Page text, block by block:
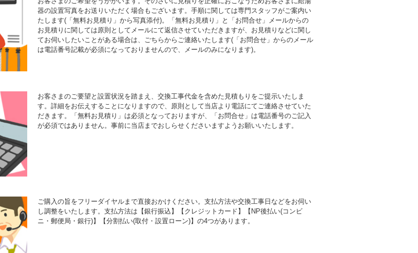
器の設置写真をお送りいただく場合もございます。手順に関しては専門スタッフがご案内い
たします(「無料お見積り」から写真添付)。「無料お見積り」と「お問合せ」メールからの
お見積りに関しては原則としてメールにて返信させていただきますが、お見積りなどに関し
てお伺いしたいことがある場合は、ごちらからご連絡いたします(「お問合せ」からのメール
は電話番号記載が必須になっておりませんので、メールのみになります)。
お客さまのご要望と設置状況を踏まえ、交換工事代金を含めた見積もりをご提示いたしま
す。詳細をお伝えすることになりますので、原則として当店より電話にてご連絡させていた
だきます。「無料お見積り」は必須となっておりますが、「お問合せ」は電話番号のご記入
が必須ではありません。事前に当店までおしらせくださいますようお願いいたします。
ご購入の旨をフリーダイヤルまで直接おかけください。支払方法や交換工事日などをお伺い
し調整をいたします。支払方法は【銀行振込】【クレジットカード】【NP後払い(コンビ
ニ・郵便局・銀行)】【分割払い(取付・設置ローン)】の4つがあります。